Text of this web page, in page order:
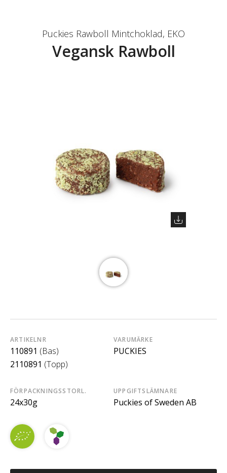
Puckies Rawboll Mintchoklad, EKO
Vegansk Rawboll
ARTIKELNR
110891 (Bas)
2110891 (Topp)
VARUMÄRKE
PUCKIES
FÖRPACKNINGSSTORL.
24x30g
UPPGIFTSLÄMNARE
Puckies of Sweden AB